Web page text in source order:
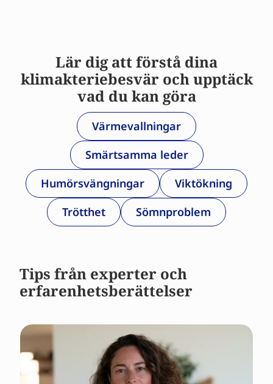
Lär dig att förstå dina
klimakteriebesvär och upptäck
vad du kan göra
Värmevallningar
Smärtsamma leder
Humörsvängningar
Viktökning
Trötthet
Sömnproblem
Tips från experter och
erfarenhetsberättelser